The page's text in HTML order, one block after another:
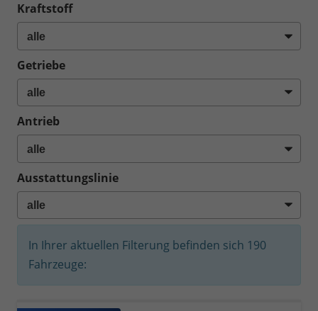
Kraftstoff
Getriebe
Antrieb
Ausstattungslinie
In Ihrer aktuellen Filterung befinden sich 190
Fahrzeuge: